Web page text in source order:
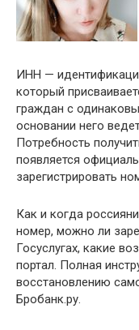
ИНН —
который
граждан с
основании него
Потребность
появляется
зарегистрировать
Как и когда
номер, можно ли
Госуслугах, какие
портал. Полная
восстановлению
Бробанк.ру.